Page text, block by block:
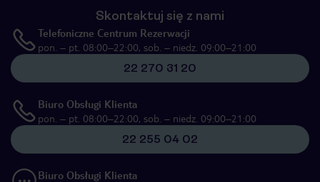
Skontaktuj się z nami
Telefoniczne Centrum Rezerwacji
pon. – pt. 08:00–22:00, sob. – niedz. 09:00–21:00
22 270 31 20
Biuro Obsługi Klienta
pon. – pt. 08:00–22:00, sob. – niedz. 09:00–21:00
22 255 04 02
Biuro Obsługi Klienta